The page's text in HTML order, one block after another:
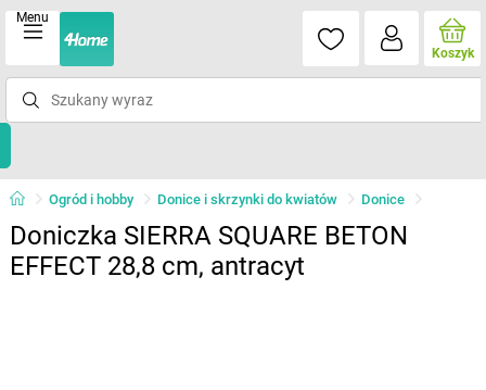
Menu
Koszyk
Ogród i hobby Donice i skrzynki do kwiatów Donice
Doniczka SIERRA SQUARE BETON
EFFECT 28,8 cm, antracyt